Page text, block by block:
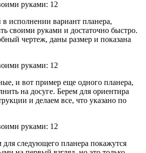
исполнении вариант планера,
своими руками и достаточно быстро.
чертеж, даны размер и показана
и вот пример еще одного планера,
на досуге. Берем для ориентира
и делаем все, что указано по
для следующего планера покажутся